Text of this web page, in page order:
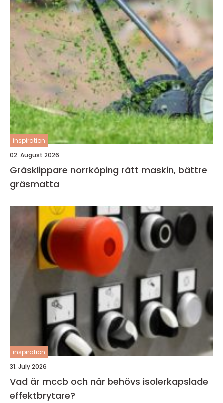
inspiration
02. August 2026
Gräsklippare norrköping rätt maskin, bättre
gräsmatta
inspiration
31. July 2026
Vad är mccb och när behövs isolerkapslade
effektbrytare?